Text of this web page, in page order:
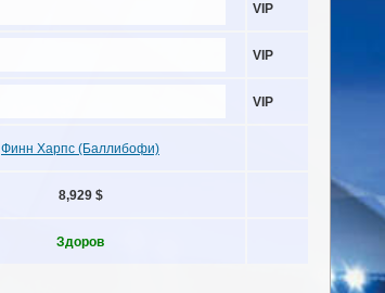
VIP
VIP
VIP
Финн Харпс (Баллибофи)
8,929 $
Здоров